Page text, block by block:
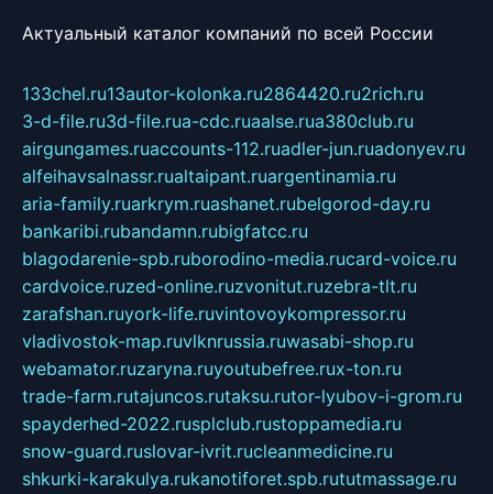
Актуальный каталог компаний по всей России
133chel.ru13autor-kolonka.ru2864420.ru2rich.ru
3-d-file.ru3d-file.rua-cdc.ruaalse.rua380club.ru
airgungames.ruaccounts-112.ruadler-jun.ruadonyev.ru
alfeihavsalnassr.rualtaipant.ruargentinamia.ru
aria-family.ruarkrym.ruashanet.rubelgorod-day.ru
bankaribi.rubandamn.rubigfatcc.ru
blagodarenie-spb.ruborodino-media.rucard-voice.ru
cardvoice.ruzed-online.ruzvonitut.ruzebra-tlt.ru
zarafshan.ruyork-life.ruvintovoykompressor.ru
vladivostok-map.ruvlknrussia.ruwasabi-shop.ru
webamator.ruzaryna.ruyoutubefree.rux-ton.ru
trade-farm.rutajuncos.rutaksu.rutor-lyubov-i-grom.ru
spayderhed-2022.rusplclub.rustoppamedia.ru
snow-guard.ruslovar-ivrit.rucleanmedicine.ru
shkurki-karakulya.rukanotiforet.spb.rututmassage.ru